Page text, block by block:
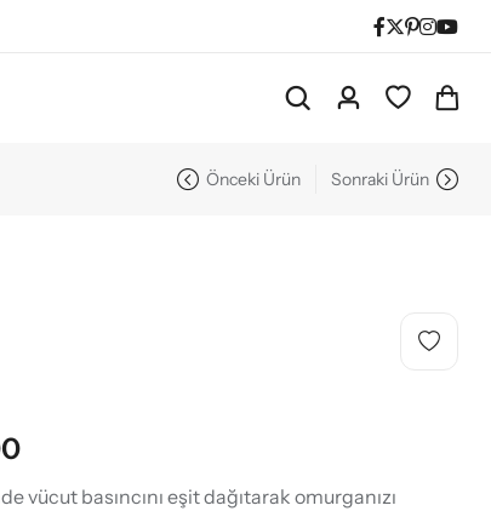
Önceki Ürün Sonraki Ürün
vücut basıncını eşit dağıtarak omurganızı